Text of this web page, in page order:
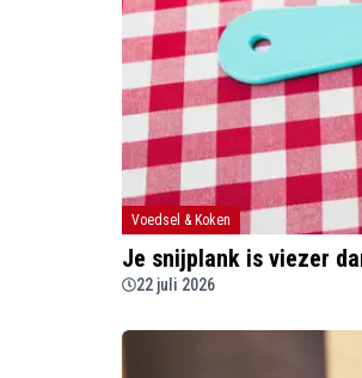
Voedsel & Koken
Je snijplank is viezer
22 juli 2026